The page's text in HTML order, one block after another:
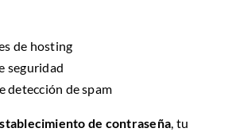
de hosting
seguridad
detección de spam
de contraseña, tu